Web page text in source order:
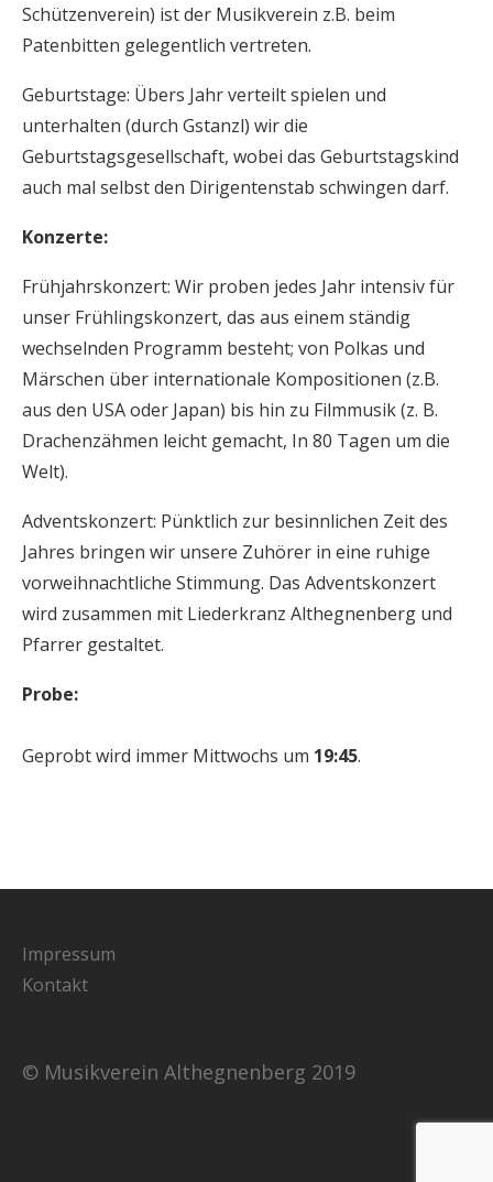
Schützenverein) ist der Musikverein z.B. beim
Patenbitten gelegentlich vertreten.
Geburtstage: Übers Jahr verteilt spielen und
unterhalten (durch Gstanzl) wir die
Geburtstagsgesellschaft, wobei das Geburtstagskind
auch mal selbst den Dirigentenstab schwingen darf.
Konzerte:
Frühjahrskonzert: Wir proben jedes Jahr intensiv für
unser Frühlingskonzert, das aus einem ständig
wechselnden Programm besteht; von Polkas und
Märschen über internationale Kompositionen (z.B.
aus den USA oder Japan) bis hin zu Filmmusik (z. B.
Drachenzähmen leicht gemacht, In 80 Tagen um die
Welt).
Adventskonzert: Pünktlich zur besinnlichen Zeit des
Jahres bringen wir unsere Zuhörer in eine ruhige
vorweihnachtliche Stimmung. Das Adventskonzert
wird zusammen mit Liederkranz Althegnenberg und
Pfarrer gestaltet.
Probe:
Geprobt wird immer Mittwochs um 19:45.
Impressum
Kontakt
© Musikverein Althegnenberg 2019